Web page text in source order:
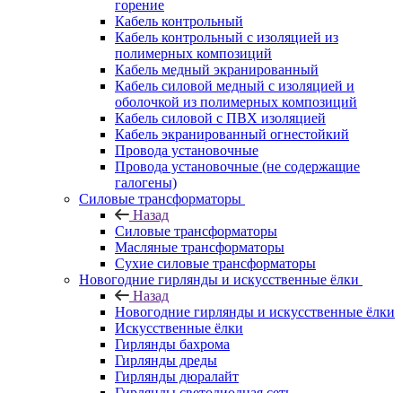
горение
Кабель контрольный
Кабель контрольный с изоляцией из
полимерных композиций
Кабель медный экранированный
Кабель силовой медный с изоляцией и
оболочкой из полимерных композиций
Кабель силовой с ПВХ изоляцией
Кабель экранированный огнестойкий
Провода установочные
Провода установочные (не содержащие
галогены)
Силовые трансформаторы
Назад
Силовые трансформаторы
Масляные трансформаторы
Сухие силовые трансформаторы
Новогодние гирлянды и искусственные ёлки
Назад
Новогодние гирлянды и искусственные ёлки
Искусственные ёлки
Гирлянды бахрома
Гирлянды дреды
Гирлянды дюралайт